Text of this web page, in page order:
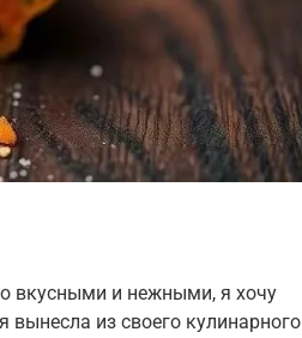
вкусными и нежными, я хочу
из своего кулинарного